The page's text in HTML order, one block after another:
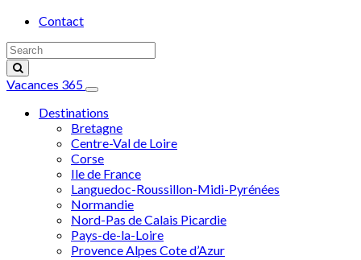
Contact
Vacances 365
Destinations
Bretagne
Centre-Val de Loire
Corse
Ile de France
Languedoc-Roussillon-Midi-Pyrénées
Normandie
Nord-Pas de Calais Picardie
Pays-de-la-Loire
Provence Alpes Cote d’Azur